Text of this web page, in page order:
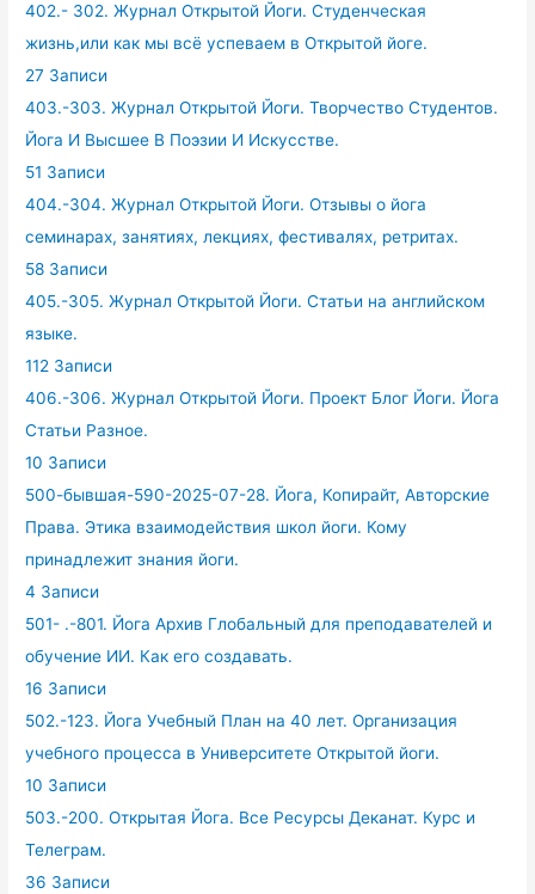
402.- 302. Журнал Открытой Йоги. Студенческая
жизнь,или как мы всё успеваем в Открытой йоге.
27 Записи
403.-303. Журнал Открытой Йоги. Творчество Студентов.
Йога И Высшее В Поэзии И Искусстве.
51 Записи
404.-304. Журнал Открытой Йоги. Отзывы о йога
семинарах, занятиях, лекциях, фестивалях, ретритах.
58 Записи
405.-305. Журнал Открытой Йоги. Статьи на английском
языке.
112 Записи
406.-306. Журнал Открытой Йоги. Проект Блог Йоги. Йога
Статьи Разное.
10 Записи
500-бывшая-590-2025-07-28. Йога, Копирайт, Авторские
Права. Этика взаимодействия школ йоги. Кому
принадлежит знания йоги.
4 Записи
501- .-801. Йога Архив Глобальный для преподавателей и
обучение ИИ. Как его создавать.
16 Записи
502.-123. Йога Учебный План на 40 лет. Организация
учебного процесса в Университете Открытой йоги.
10 Записи
503.-200. Открытая Йога. Все Ресурсы Деканат. Курс и
Телеграм.
36 Записи